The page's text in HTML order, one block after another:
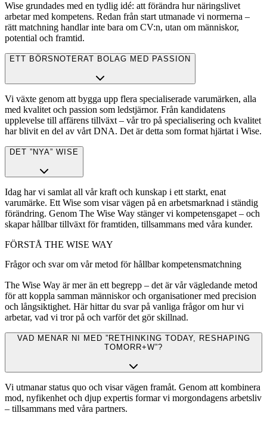
Wise grundades med en tydlig idé: att förändra hur näringslivet
arbetar med kompetens. Redan från start utmanade vi normerna –
rätt matchning handlar inte bara om CV:n, utan om människor,
potential och framtid.
ETT BÖRSNOTERAT BOLAG MED PASSION
Vi växte genom att bygga upp flera specialiserade varumärken, alla
med kvalitet och passion som ledstjärnor. Från kandidatens
upplevelse till affärens tillväxt – vår tro på specialisering och kvalitet
har blivit en del av vårt DNA. Det är detta som format hjärtat i Wise.
DET ”NYA” WISE
Idag har vi samlat all vår kraft och kunskap i ett starkt, enat
varumärke. Ett Wise som visar vägen på en arbetsmarknad i ständig
förändring. Genom The Wise Way stänger vi kompetensgapet – och
skapar hållbar tillväxt för framtiden, tillsammans med våra kunder.
FÖRSTÅ THE WISE WAY
Frågor och svar om vår metod för hållbar kompetensmatchning
The Wise Way är mer än ett begrepp – det är vår vägledande metod
för att koppla samman människor och organisationer med precision
och långsiktighet. Här hittar du svar på vanliga frågor om hur vi
arbetar, vad vi tror på och varför det gör skillnad.
VAD MENAR NI MED ”RETHINKING TODAY, RESHAPING
TOMORR+W”?
Vi utmanar status quo och visar vägen framåt. Genom att kombinera
mod, nyfikenhet och djup expertis formar vi morgondagens arbetsliv
– tillsammans med våra partners.